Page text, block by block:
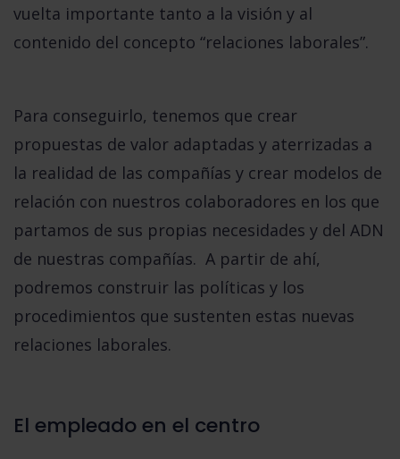
vuelta importante tanto a la visión y al
contenido del concepto “relaciones laborales”.
Para conseguirlo, tenemos que crear
propuestas de valor adaptadas y aterrizadas a
la realidad de las compañías y crear modelos de
relación con nuestros colaboradores en los que
partamos de sus propias necesidades y del ADN
de nuestras compañías. A partir de ahí,
podremos construir las políticas y los
procedimientos que sustenten estas nuevas
relaciones laborales.
El empleado en el centro